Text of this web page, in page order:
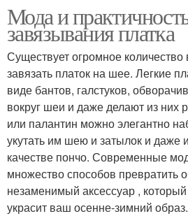
Авторские платки
Платок в зависимости
Теплый платок
Мода и
завязывания платка
Существует огромное
завязать платок на шее. Легкие
виде бантов, галстуков,
вокруг шеи и даже делают из них
или палантин можно элегантно
укутать им шею и затылок и даже
качестве пончо. Современные
множество способов превратить
незаменимый аксессуар ,
украсит ваш осенне-зимний образ.